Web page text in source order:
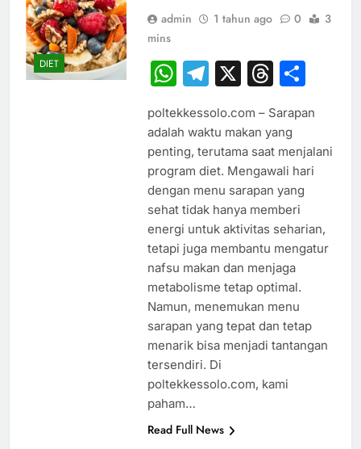
DIET
admin 1 tahun ago 0
3
mins
WhatsApp
Telegram
X
poltekkessolo.com – Sarapan
adalah waktu makan yang
penting, terutama saat menjalani
program diet. Mengawali hari
dengan menu sarapan yang
sehat tidak hanya memberi
energi untuk aktivitas seharian,
tetapi juga membantu mengatur
nafsu makan dan menjaga
metabolisme tetap optimal.
Namun, menemukan menu
sarapan yang tepat dan tetap
menarik bisa menjadi tantangan
tersendiri. Di
poltekkessolo.com, kami
paham…
Read Full News